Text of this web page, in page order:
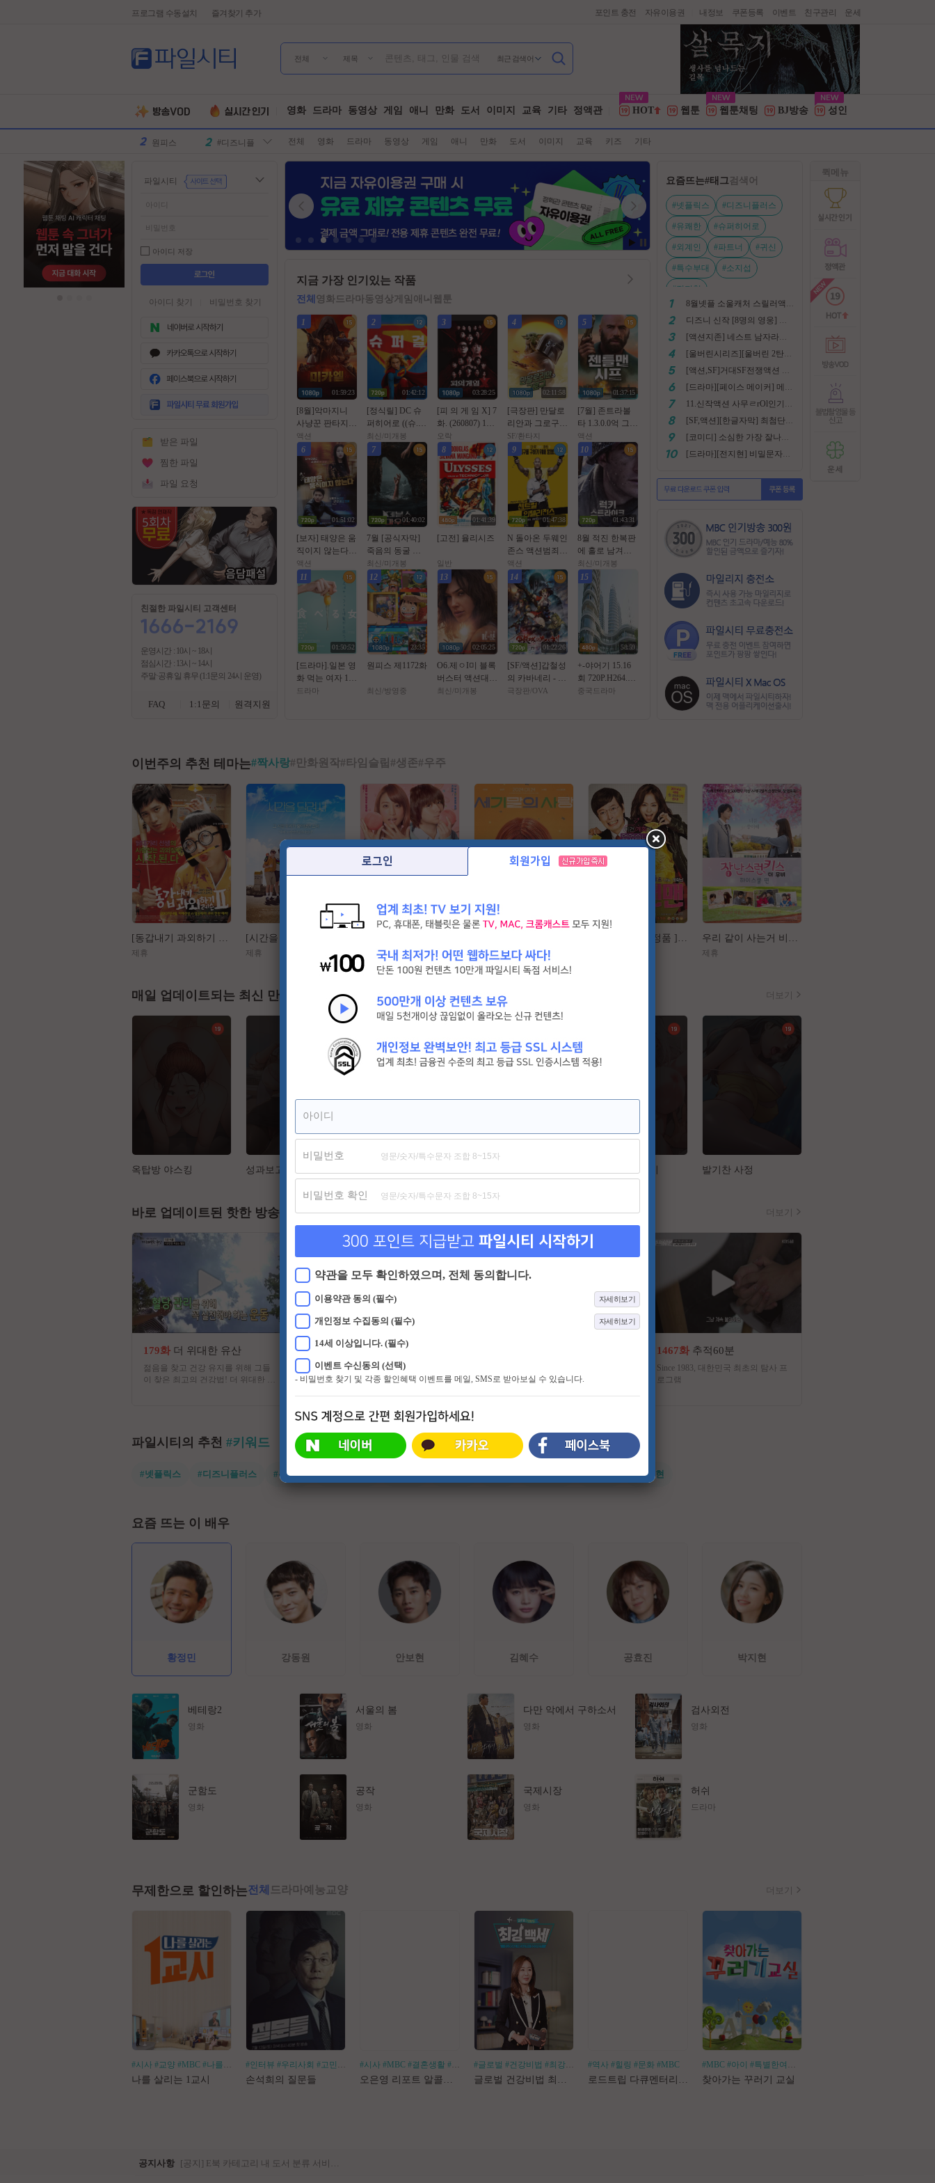
프로그램 수동설치 즐겨찾기 추가 포인트 충전 자유이용권 내정보 쿠폰등록 이벤트 친구관리 운세
퀵메뉴
전체 제목 최근 검색어
영화 드라마 동영상 게임 애니 만화 도서 이미지 교육 기타 정액관 HOT 웹툰 웹툰채팅 BJ방송 성인
러스
스파이더맨 #유쾌한
로
만달로리안 #외계인
동궁
다를입는다
디스클로저
데이
#소지섭
유부녀킬러 #전지현
군체 #넷플릭스
전체 영화 드라마 동영상 게임 애니 만화 도서 이미지 교육 키즈 기타
파일시티
아이디 저장
아이디 찾기 비밀번호 찾기
가
입
받은 파일
찜한 파일
파일 요청
친절한 파일시티 고객센터
운영시간 : 10시 ~ 18시
점심시간 : 13시 ~ 14시
주말·공휴일 휴무 (1:1문의 24시 운영)
FAQ 1:1문의 원격지원
지금 가장 인기있는 작품
전체 영화드라마동영상게임 애니 웹툰
1
01:59:23
[8월]악마지니
사냥꾼 판타지액
션[ 미카엘 두 차
원의 헌터 ]완벽
자막
액션
2
01:42:12
[정식릴] DC 슈
퍼히어로 ((슈.
퍼.걸)) 1080p 5.1
공식자막
최신/미개봉
3
03:28:25
[피 의 게 임 X] 7
화. (260807) 10
부작 예정
오락
4
02:11:58
[극장판] 만달로
리안과 그로구. 2
026 (스타워즈, 1
2번째 장편 실사
영화)
SF/환타지
5
01:37:15
[7월] 존트라볼
타 1.3.0.0억 그림
을 훔쳐라 [ 젠틀
맨 시프 ]완벽자
막
액션
6
01:51:02
[보자] 태양은 움
직이지 않는다 1
1월
액션
7
01:40:02
7월 [공식자막]
죽음의 동굴 목
숨 건 생존[ 데블
스 마우스 ]
최신/미개봉
8
01:41:39
[고전] 율리시즈
일반
9
01:47:38
N 돌아온 두웨인
존스 액션범죄 [
쎈투럴 잉텔ㄹ1
전쑤 ] 공식자막
초고화질 FHD5.
액션
10
01:43:31
8월 적진 한복판
에 홀로 남겨진
미군 병사 [ 럭키
스트라Ol크 ] 108
0p 5.1 완벽자막
최신/미개봉
11
01:50:52
[드라마].일본 영
화 먹는 여자 108
0p 고화질.자체
드라마
12
23:35
원피스 제1172화
최신/방영중
13
02:05:25
O6.제ㅇI미 블록
버스터 액션대작
[ 핫 트 오 브 스
최신/미개봉
14
01:22:26
[SF/액션]갑철성
의 카바네리 - 우
나토 결전 01-03
극장판/OVA
15
58:59
+-야어기 15.16
회 720P.H264.A
AC [번역기한글
중국드라마
요즘뜨는#태그검색어
#넷플릭스 #디즈니플러스
#유쾌한 #슈퍼히어로
#외계인 #파트너 #귀신
#특수부대 #소지섭
#전지현
[울버린시리즈][울버린 2탄] 더 울버린 확장판 완벽자막
[SF,액션][한글자막] 최첨단 미래특수부대 초대박 안봄후회함~ 진짜잼있어요 스샷 꼭보세요 1080
이번주의 추천 테마는#짝사랑#만화원작#타임슬립 #생존#우주
제휴 제휴 제휴 제휴 제휴
매일 업데이트되는 최신 만화 더보기
옥탑방 야스킹 성과보고 드립니다 발기찬 사정
바로 업데이트된 핫한 방송 더보기
179화 더 위대한 유산
젊음을 찾고 건강 유지를 위해 그들
이 찾은 최고의 건강법! 더 위대한 유
659화나 혼자 산다
결혼 적령기를 넘긴 스타들이나 기러
기 아빠들이 사는 모습을 그리는 리
식 속 '뇌섹인'이 되기 위해 옥탑방에
어가는 大환장 지식토크쇼
1467화 추적60분
Since 1983, 대한민국 최초의 탐사 프
로그램
파일시티의 추천 #키워드
#넷플릭스 #디즈니플러스 #유쾌한 #슈퍼히어로 #외계인 #파트너 #귀신 #특수부대 #소지섭 #전지현
요즘 뜨는 이 배우
황정민 강동원 안보현 김혜수 공효진 박지현
베테랑2
영화
서울의 봄
영화
다만 악에서 구하소서
영화
검사외전
영화
군함도
영화
공작
영화
국제시장
영화
허쉬
드라마
무제한으로 할인하는전체 드라마예능 교양 더보기
#시사 #교양 #MBC #나를살리는
나를 살리는 1교시
#인터뷰 #우리사회 #고민거리 #분야별
손석희의 질문들
#시사 #MBC #결혼생활 #알코올중독 #글로벌 #건강비법 #최강백세 #김경화
#역사 #힐링 #문화 #MBC #MBC #아이 #특별한여행
찾아가는 꾸러기 교실
공지사항
[공지] 사이트 내 장기 콘텐츠 정리 작업 진행
로그인 회원가입
아이디
비밀번호
비밀번호 확인
300 포인트 지급받고 파일시티 시작하기
약관을 모두 확인하였으며, 전체 동의합니다.
이용약관 동의 (필수) 자세히보기
개인정보 수집동의 (필수) 자세히보기
14세 이상입니다. (필수)
이벤트 수신동의 (선택)
- 비밀번호 찾기 및 각종 할인혜택 이벤트를 메일, SMS로 받아보실 수 있습니다.